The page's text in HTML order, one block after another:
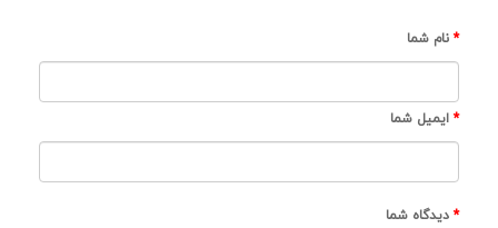
نام شما
ایمیل شما
دیدگاه شما